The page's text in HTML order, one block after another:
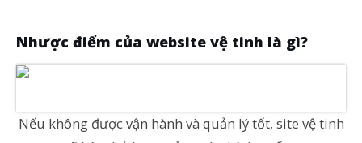
Nhược điểm của website vệ tinh là gì?
Nếu không được vận hành và quản lý tốt, site vệ tinh